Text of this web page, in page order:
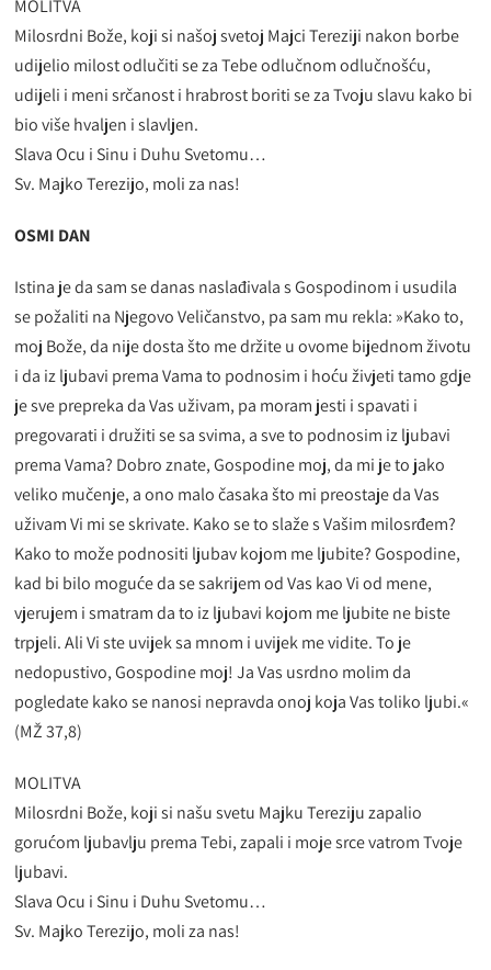
MOLITVA
Milosrdni Bože, koji si našoj svetoj Majci Tereziji nakon borbe
udijelio milost odlučiti se za Tebe odlučnom odlučnošću,
udijeli i meni srčanost i hrabrost boriti se za Tvoju slavu kako bi
bio više hvaljen i slavljen.
Slava Ocu i Sinu i Duhu Svetomu…
Sv. Majko Terezijo, moli za nas!
OSMI DAN
Istina je da sam se danas naslađivala s Gospodinom i usudila
se požaliti na Njegovo Veličanstvo, pa sam mu rekla: »Kako to,
moj Bože, da nije dosta što me držite u ovome bijednom životu
i da iz ljubavi prema Vama to podnosim i hoću živjeti tamo gdje
je sve prepreka da Vas uživam, pa moram jesti i spavati i
pregovarati i družiti se sa svima, a sve to podnosim iz ljubavi
prema Vama? Dobro znate, Gospodine moj, da mi je to jako
veliko mučenje, a ono malo časaka što mi preostaje da Vas
uživam Vi mi se skrivate. Kako se to slaže s Vašim milosrđem?
Kako to može podnositi ljubav kojom me ljubite? Gospodine,
kad bi bilo moguće da se sakrijem od Vas kao Vi od mene,
vjerujem i smatram da to iz ljubavi kojom me ljubite ne biste
trpjeli. Ali Vi ste uvijek sa mnom i uvijek me vidite. To je
nedopustivo, Gospodine moj! Ja Vas usrdno molim da
pogledate kako se nanosi nepravda onoj koja Vas toliko ljubi.«
(MŽ 37,8)
MOLITVA
Milosrdni Bože, koji si našu svetu Majku Tereziju zapalio
gorućom ljubavlju prema Tebi, zapali i moje srce vatrom Tvoje
ljubavi.
Slava Ocu i Sinu i Duhu Svetomu…
Sv. Majko Terezijo, moli za nas!